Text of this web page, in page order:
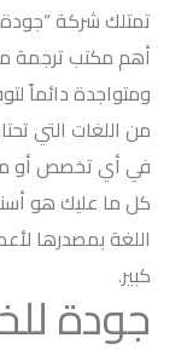
تمتلك شركة
أهم مكتب ترجمة
ومتواجدة دائماً
من اللغات التي
في أي تخصص أو
كل ما عليك هو
اللغة بمصدرها
كبير.
جودة